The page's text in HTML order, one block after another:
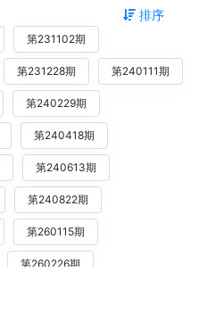
排序
第231102期
第231228期 第240111期
第240229期
第240418期
第240613期
第240822期
第260115期
第260226期